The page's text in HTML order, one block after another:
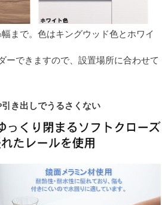
まで。色はキングウッド色とホワイ
ーできますので、設置場所に合わせて
き出しでうるさくない